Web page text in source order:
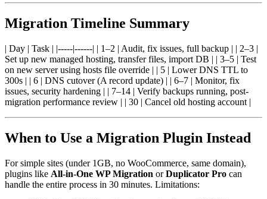
Migration Timeline Summary
| Day | Task | |-----|------| | 1–2 | Audit, fix issues, full backup | | 2–3 |
Set up new managed hosting, transfer files, import DB | | 3–5 | Test
on new server using hosts file override | | 5 | Lower DNS TTL to
300s | | 6 | DNS cutover (A record update) | | 6–7 | Monitor, fix
issues, security hardening | | 7–14 | Verify backups running, post-
migration performance review | | 30 | Cancel old hosting account |
When to Use a Migration Plugin Instead
For simple sites (under 1GB, no WooCommerce, same domain),
plugins like All-in-One WP Migration orDuplicator Pro can
handle the entire process in 30 minutes. Limitations: